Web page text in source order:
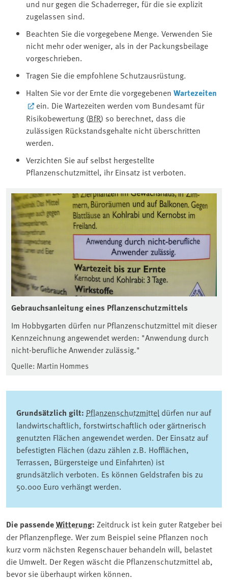
und nur gegen die Schaderreger, für die sie explizit
zugelassen sind.
Beachten Sie die vorgegebene Menge. Verwenden Sie
nicht mehr oder weniger, als in der Packungsbeilage
vorgeschrieben.
Tragen Sie die empfohlene Schutzausrüstung.
Halten Sie vor der Ernte die vorgegebenenWartezeiten
ein. Die Wartezeiten werden vom Bundesamt für
Risikobewertung (BfR) so berechnet, dass die
zulässigen Rückstandsgehalte nicht überschritten
werden.
Verzichten Sie auf selbst hergestellte
Pflanzenschutzmittel, ihr Einsatz ist verboten.
Gebrauchsanleitung eines Pflanzenschutzmittels
Im Hobbygarten dürfen nur Pflanzenschutzmittel mit dieser
Kennzeichnung angewendet werden: "Anwendung durch
nicht-berufliche Anwender zulässig."
Quelle: Martin Hommes
Grundsätzlich gilt: Pflanzenschutzmittel dürfen nur auf
landwirtschaftlich, forstwirtschaftlich oder gärtnerisch
genutzten Flächen angewendet werden. Der Einsatz auf
befestigten Flächen (dazu zählen z.B. Hofflächen,
Terrassen, Bürgersteige und Einfahrten) ist
grundsätzlich verboten. Es können Geldstrafen bis zu
50.000 Euro verhängt werden.
Die passende ⁠Witterung⁠: Zeitdruck ist kein guter Ratgeber bei
der Pflanzenpflege. Wer zum Beispiel seine Pflanzen noch
kurz vorm nächsten Regenschauer behandeln will, belastet
die Umwelt. Der Regen wäscht die Pflanzenschutzmittel ab,
bevor sie überhaupt wirken können.